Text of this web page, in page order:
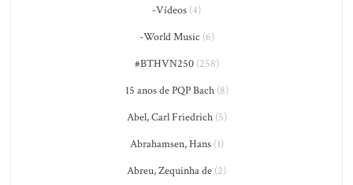
-Vídeos (4)
-World Music (6)
#BTHVN250(258)
15 anos de PQP Bach(8)
Abel, Carl Friedrich(5)
Abrahamsen, Hans(1)
Abreu, Zequinha de (2)